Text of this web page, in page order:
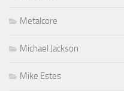
Metalcore
Michael Jackson
Mike Estes